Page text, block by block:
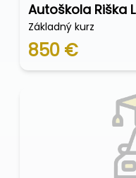
Autoškola Riška L
Základný kurz
850 €